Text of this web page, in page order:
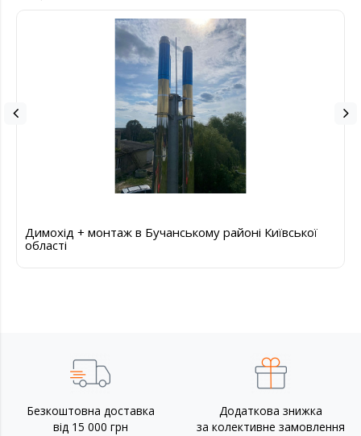
Димохід + монтаж в Бучанському районі Київської
області
Безкоштовна доставка
від 15 000 грн
Додаткова знижка
за колективне замовлення